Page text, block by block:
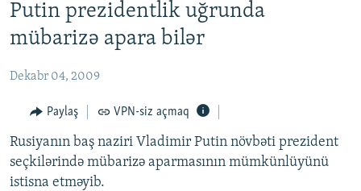
qayıt
Əsas
qayıt
#İZAHLA
KORRUPSIOMETR
#ƏSLINDƏ
FƏRQƏ BAX
QANUNI DOĞRU
ARAŞDIRMA
Putin prezidentlik uğrunda
mübarizə apara bilər
Dekabr 04, 2009
Paylaş VPN-siz açmaq
Rusiyanın baş naziri Vladimir Putin növbəti prezident
seçkilərində mübarizə aparmasının mümkünlüyünü
istisna etməyib.